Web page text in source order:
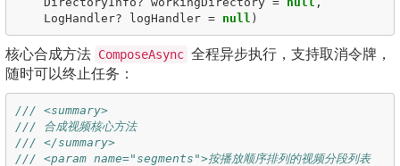
LogHandler? logHandler = null )
核心合成方法 ComposeAsync 全程异步执行，支持取消令牌，
随时可以终止任务：
/// <summary>
/// 合成视频核心方法
/// </summary>
/// <param name="segments">按播放顺序排列的视频分段列表